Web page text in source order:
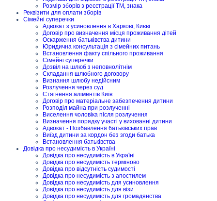
Розмір зборів з реєстрації ТМ, знака
Реквізити для оплати зборів
Сімейні суперечки
Адвокат з усиновлення в Харкові, Києві
Договір про визначення місця проживання дітей
Оскарження батьківства дитини
Юридична консультація з сімейних питань
Встановлення факту спільного проживання
Сімейні суперечки
Дозвіл на шлюб з неповнолітнім
Складання шлюбного договору
Визнання шлюбу недійсним
Розлучення через суд
Стягнення аліментів Київ
Договір про матеріальне забезпечення дитини
Розподіл майна при розлученні
Виселення чоловіка після розлучення
Визначення порядку участі у вихованні дитини
Адвокат - Позбавлення батьківських прав
Виїзд дитини за кордон без згоди батька
Встановлення батьківства
Довідка про несудимість в Україні
Довідка про несудимість в Україні
Довідка про несудимість терміново
Довідка про відсутність судимості
Довідка про несудимість з апостилем
Довідка про несудимість для усиновлення
Довідка про несудимість для візи
Довідка про несудимість для громадянства